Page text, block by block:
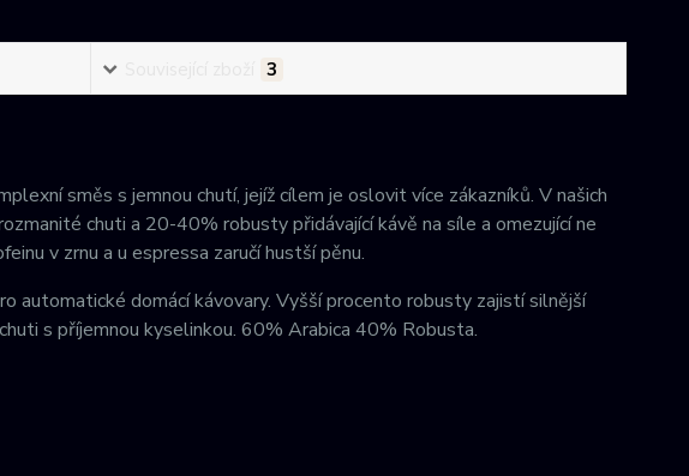
3
směs s jemnou chutí, jejíž cílem je oslovit více zákazníků. V našich
chuti a 20-40% robusty přidávající kávě na síle a omezující ne
v zrnu a u espressa zaručí hustší pěnu.
automatické domácí kávovary. Vyšší procento robusty zajistí silnější
s příjemnou kyselinkou. 60% Arabica 40% Robusta.